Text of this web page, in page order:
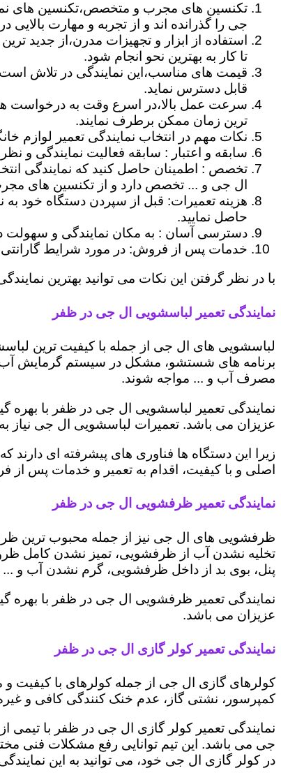
تکنسین های مجرب و متخصص،تکنسین های
جی را گذرانده اند و از تجربه و مهارت بالایی
استفاده از ابزار و تجهیزات مدرن،از جدید
تا کار به بهترین نحو انجام شود.
قیمت های مناسب،این نمایندگی در تلاش است
قابل دسترس نماید.
سرعت عمل بالا،در اسرع وقت به درخواست
ترین زمان ممکن برطرف نمایند.
نکات مهم در انتخاب نمایندگی تعمیر لوازم
سابقه و اعتبار : سابقه فعالیت نمایندگی و
تخصص : اطمینان حاصل کنید که نمایندگی
ال جی و ... تخصص دارد و از تکنسین های
هزینه تعمیرات: قبل از سپردن دستگاه خود به
حاصل نمایید.
دسترسی آسان : به مکان نمایندگی و سهولت
خدمات پس از فروش: در مورد شرایط گارانتی
با در نظر گرفتن این نکات می توانید بهترین
نمایندگی تعمیر لباسشویی ال جی در ظفر
لباسشویی های ال جی از جمله با کیفیت ترین
برنامه های شستشو، مشکل در سیستم گرمایش
مصرف آب و ... مواجه شوند.
نمایندگی تعمیر لباسشویی ال جی در ظفر با بهره
عزیزان می باشد. تعمیرات لباسشویی ال جی نیاز
زیرا این دستگاه ها فناوری های پیشرفته ای
اصلی و با کیفیت، اقدام به تعمیر و خدمات پس از
نمایندگی تعمیر ظرفشویی ال جی در ظفر
ظرفشویی های ال جی نیز از جمله محبوب ترین
تخلیه نشدن آب از ظرفشویی، تمیز نشدن کامل
پنل، بوی بد از داخل ظرفشویی، گرم نشدن آب و ...
نمایندگی تعمیر ظرفشویی ال جی در ظفر با بهره
عزیزان می باشد.
نمایندگی تعمیر کولر گازی ال جی در ظفر
کولرهای گازی ال جی از جمله کولرهای با کیفیت
کمپرسور، نشتی گاز، عدم خنک کنندگی کافی و غیره
نمایندگی تعمیر کولر گازی ال جی در ظفر با تیمی
جی می باشد. این تیم توانایی رفع مشکلات فنی
در کولر گازی ال جی خود، می توانید به این